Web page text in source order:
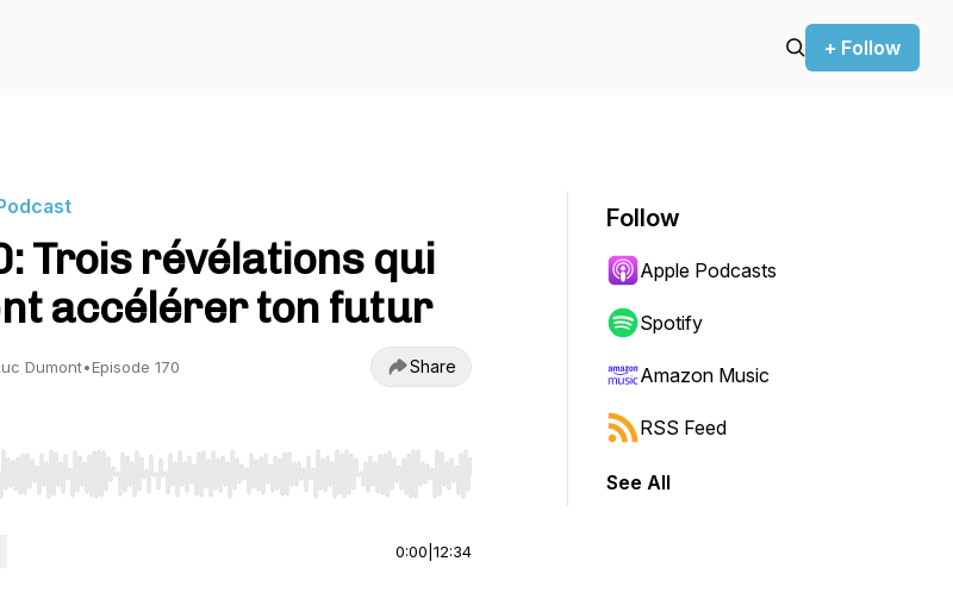
+ Follow
Trois révélations qui
accélérer ton futur
Dumont•Episode 170 Share
Left/Right to seek, Home/End to jump to start or end. Hold shift to jump forward or backward.
0:00 12:34
Follow
Apple Podcasts
Spotify
Amazon Music
RSS Feed
See All